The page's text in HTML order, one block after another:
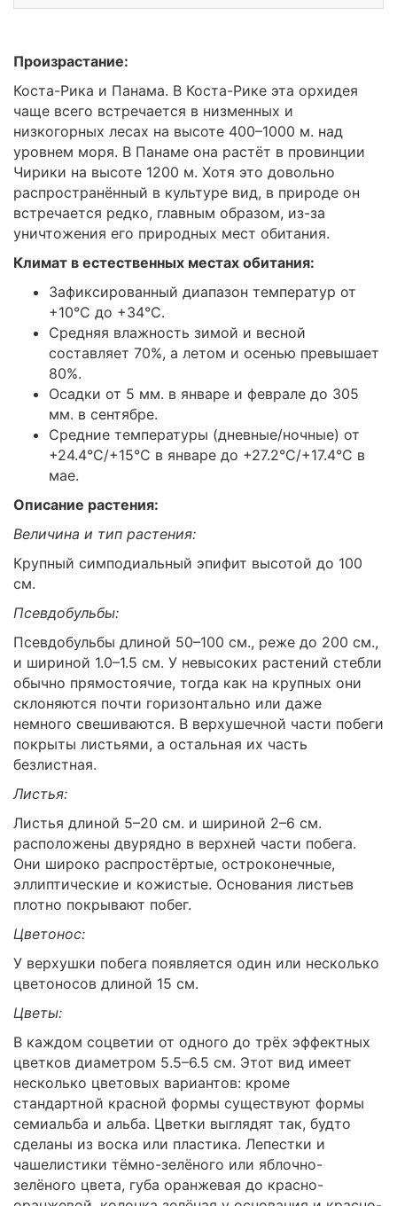
Произрастание:
Коста-Рика и Панама. В Коста-Рике эта орхидея
чаще всего встречается в низменных и
низкогорных лесах на высоте 400–1000 м. над
уровнем моря. В Панаме она растёт в провинции
Чирики на высоте 1200 м. Хотя это довольно
распространённый в культуре вид, в природе он
встречается редко, главным образом, из-за
уничтожения его природных мест обитания.
Климат в естественных местах обитания:
Зафиксированный диапазон температур от
+10°C до +34°C.
Средняя влажность зимой и весной
составляет 70%, а летом и осенью превышает
80%.
Осадки от 5 мм. в январе и феврале до 305
мм. в сентябре.
Средние температуры (дневные/ночные) от
+24.4°C/+15°C в январе до +27.2°C/+17.4°C в
мае.
Описание растения:
Величина и тип растения:
Крупный симподиальный эпифит высотой до 100
см.
Псевдобульбы:
Псевдобульбы длиной 50–100 см., реже до 200 см.,
и шириной 1.0–1.5 см. У невысоких растений стебли
обычно прямостоячие, тогда как на крупных они
склоняются почти горизонтально или даже
немного свешиваются. В верхушечной части побеги
покрыты листьями, а остальная их часть
безлистная.
Листья:
Листья длиной 5–20 см. и шириной 2–6 см.
расположены двурядно в верхней части побега.
Они широко распростёртые, остроконечные,
эллиптические и кожистые. Основания листьев
плотно покрывают побег.
Цветонос:
У верхушки побега появляется один или несколько
цветоносов длиной 15 см.
Цветы:
В каждом соцветии от одного до трёх эффектных
цветков диаметром 5.5–6.5 см. Этот вид имеет
несколько цветовых вариантов: кроме
стандартной красной формы существуют формы
семиальба и альба. Цветки выглядят так, будто
сделаны из воска или пластика. Лепестки и
чашелистики тёмно-зелёного или яблочно-
зелёного цвета, губа оранжевая до красно-